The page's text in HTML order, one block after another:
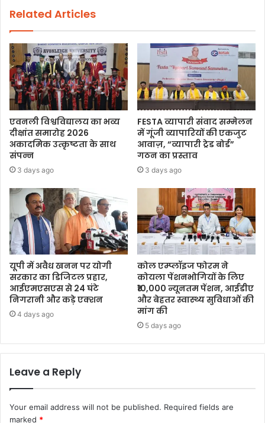
Related Articles
एवनली विश्वविद्यालय का भव्य
दीक्षांत समारोह 2026
अकादमिक उत्कृष्टता के साथ
संपन्न
3 days ago
FESTA व्यापारी संवाद सम्मेलन
में गूंजी व्यापारियों की एकजुट
आवाज़, “व्यापारी ट्रेड बोर्ड”
गठन का प्रस्ताव
3 days ago
यूपी में अवैध खनन पर योगी
सरकार का डिजिटल प्रहार,
आईएमएसएस से 24 घंटे
निगरानी और कड़े एक्शन
4 days ago
कोल एम्प्लॉइज फोरम ने
कोयला पेंशनभोगियों के लिए
₹10,000 न्यूनतम पेंशन, आईडीए
और बेहतर स्वास्थ्य सुविधाओं की
मांग की
5 days ago
Leave a Reply
Your email address will not be published. Required fields are
marked *